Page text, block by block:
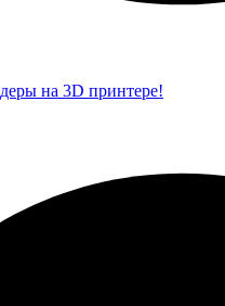
на 3D принтере!